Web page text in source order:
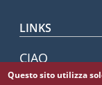
LINKS
CIAO
Questo sito utilizza